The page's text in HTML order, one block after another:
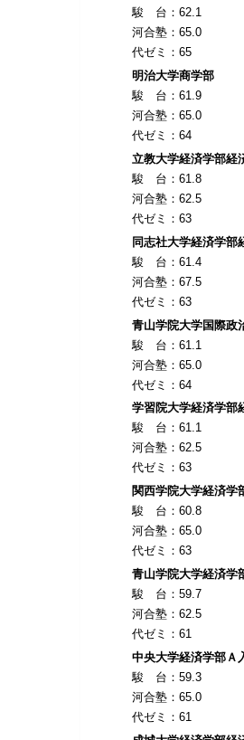
駿 台：62.1
河合塾：65.0
代ゼミ：65
明治大学商学部
駿 台：61.9
河合塾：65.0
代ゼミ：64
立教大学経済学部経
駿 台：61.8
河合塾：62.5
代ゼミ：63
同志社大学経済学部
駿 台：61.4
河合塾：67.5
代ゼミ：63
青山学院大学国際政
駿 台：61.1
河合塾：65.0
代ゼミ：64
学習院大学経済学部
駿 台：61.1
河合塾：62.5
代ゼミ：63
関西学院大学経済学
駿 台：60.8
河合塾：65.0
代ゼミ：63
青山学院大学経済学
駿 台：59.7
河合塾：62.5
代ゼミ：61
中央大学経済学部Ａ
駿 台：59.3
河合塾：65.0
代ゼミ：61